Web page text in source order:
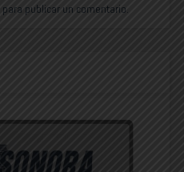
para publicar un comentario.